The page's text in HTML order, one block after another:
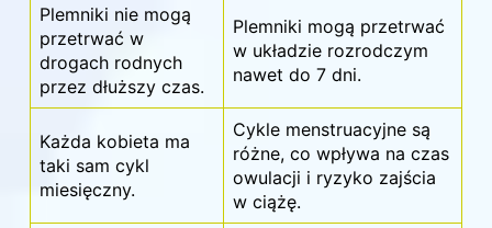
Plemniki nie mogą
przetrwać w
drogach rodnych
przez dłuższy czas.
Plemniki mogą przetrwać
w układzie rozrodczym
nawet do 7 dni.
Każda kobieta ma
taki sam cykl
miesięczny.
Cykle menstruacyjne są
różne, co wpływa na czas
owulacji i ryzyko zajścia
w ciążę.